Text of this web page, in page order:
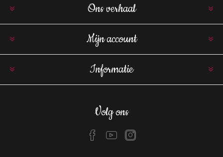
Ons verhaal
Mijn account
Informatie
Volg ons